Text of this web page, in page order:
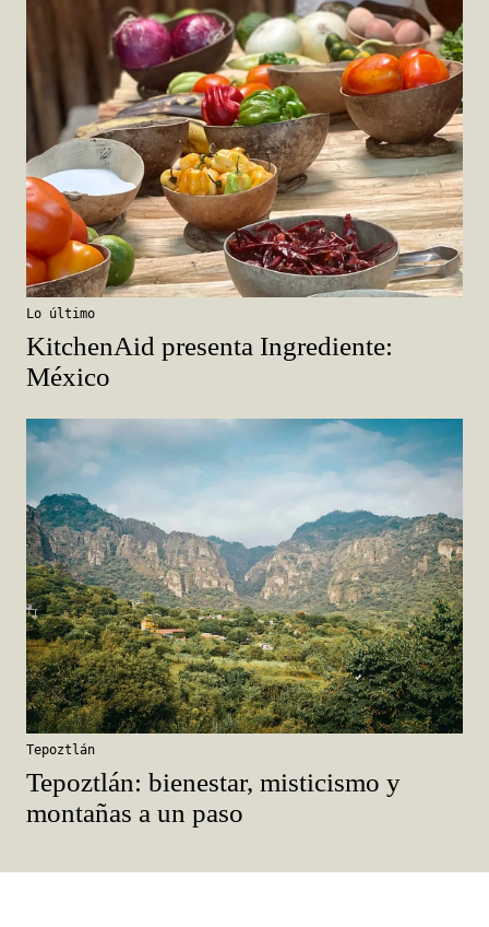
Lo último
KitchenAid presenta Ingrediente:
México
Tepoztlán
Tepoztlán: bienestar, misticismo y
montañas a un paso